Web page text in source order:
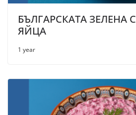
БЪЛГАРСКАТА ЗЕЛЕНА
ЯЙЦА
1 year